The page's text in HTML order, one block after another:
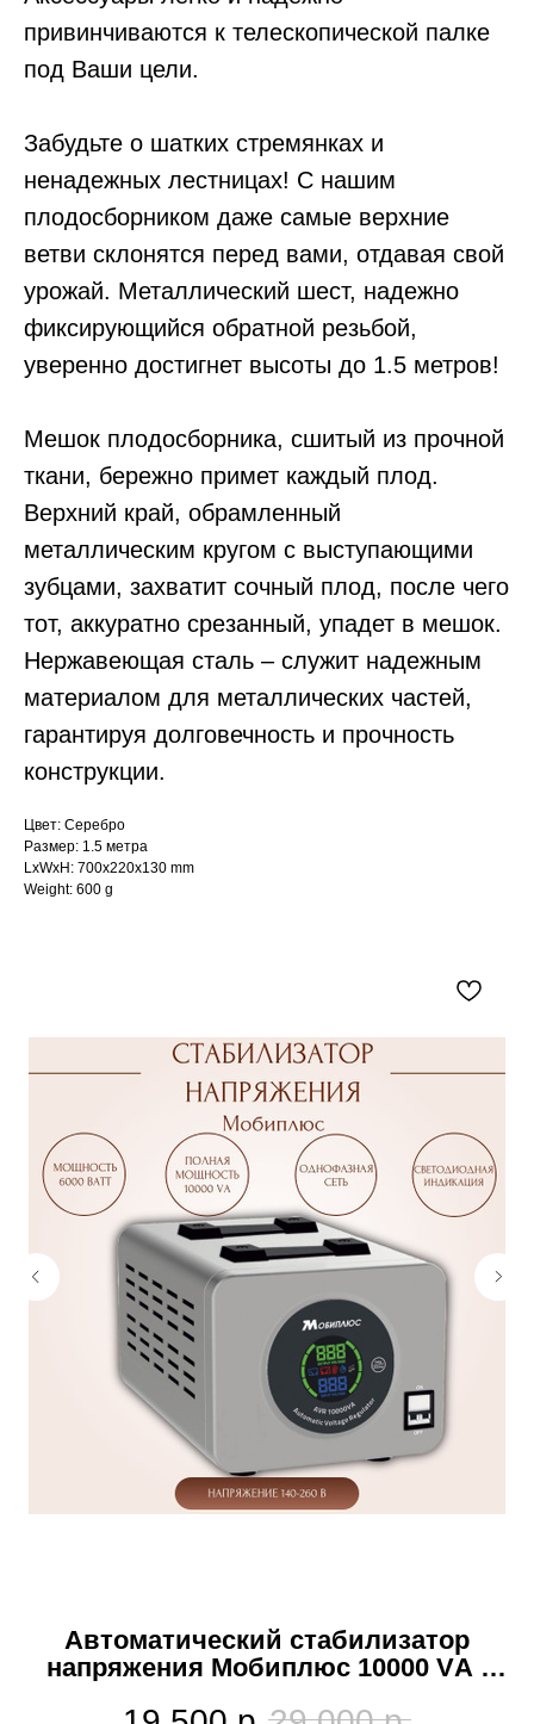
привинчиваются к телескопической палке
под Ваши цели.
Забудьте о шатких стремянках и
ненадежных лестницах! С нашим
плодосборником даже самые верхние
ветви склонятся перед вами, отдавая свой
урожай. Металлический шест, надежно
фиксирующийся обратной резьбой,
уверенно достигнет высоты до 1.5 метров!
Мешок плодосборника, сшитый из прочной
ткани, бережно примет каждый плод.
Верхний край, обрамленный
металлическим кругом с выступающими
зубцами, захватит сочный плод, после чего
тот, аккуратно срезанный, упадет в мешок.
Нержавеющая сталь – служит надежным
материалом для металлических частей,
гарантируя долговечность и прочность
конструкции.
Цвет: Серебро
Размер: 1.5 метра
LxWxH: 700x220x130 mm
Weight: 600 g
Автоматический стабилизатор
напряжения Мобиплюс 10000 VА /